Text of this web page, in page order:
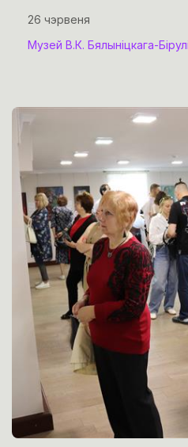
26 чэрвеня
Музей В.К. Бялыніцкага-Бірулі